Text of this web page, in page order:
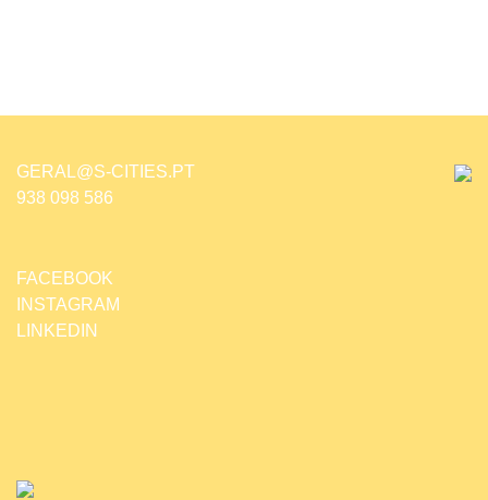
GERAL@S-CITIES.PT
938 098 586
FACEBOOK
INSTAGRAM
LINKEDIN